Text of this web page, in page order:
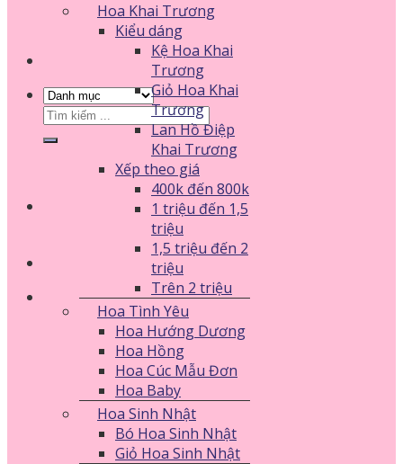
Tìm
kiếm:
Hoa Khai Trương
Kiểu dáng
Kệ Hoa Khai
Trương
Giỏ Hoa Khai
Trương
Lan Hồ Điệp
Khai Trương
Xếp theo giá
400k đến 800k
1 triệu đến 1,5
triệu
1,5 triệu đến 2
triệu
Trên 2 triệu
Hoa Tình Yêu
Hoa Hướng Dương
Hoa Hồng
Hoa Cúc Mẫu Đơn
Hoa Baby
Hoa Sinh Nhật
Bó Hoa Sinh Nhật
Giỏ Hoa Sinh Nhật